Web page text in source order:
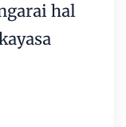
hal